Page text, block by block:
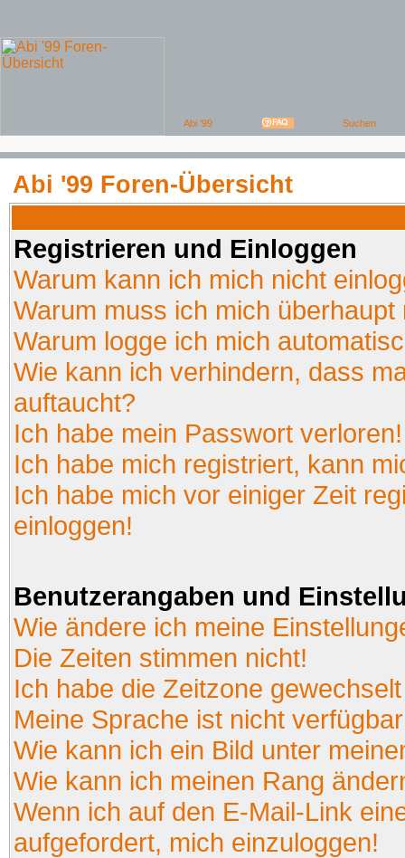
Abi '99 Foren-Übersicht
Registrieren und Einloggen
Warum kann ich mich nicht
Warum muss ich mich überhaupt
Warum logge ich mich
Wie kann ich verhindern, dass
auftaucht?
Ich habe mein Passwort verloren!
Ich habe mich registriert, kann
Ich habe mich vor einiger Zeit
einloggen!
Benutzerangaben und
Wie ändere ich meine
Die Zeiten stimmen nicht!
Ich habe die Zeitzone
Meine Sprache ist nicht
Wie kann ich ein Bild unter
Wie kann ich meinen Rang
Wenn ich auf den E-Mail-Link
aufgefordert, mich einzuloggen!